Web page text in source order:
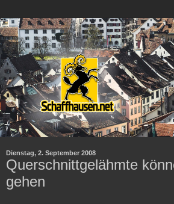
Dienstag, 2. September 2008
Querschnittgelähmte
gehen